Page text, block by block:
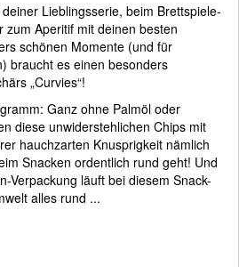
Lieblingsserie, beim Brettspiele-
Aperitif mit deinen besten
schönen Momente (und für
braucht es einen besonders
„Curvies“!
Ganz ohne Palmöl oder
diese unwiderstehlichen Chips mit
hauchzarten Knusprigkeit nämlich
Snacken ordentlich rund geht! Und
Verpackung läuft bei diesem Snack-
alles rund ...